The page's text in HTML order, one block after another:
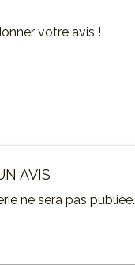
votre avis !
AVIS
ne sera pas publiée.